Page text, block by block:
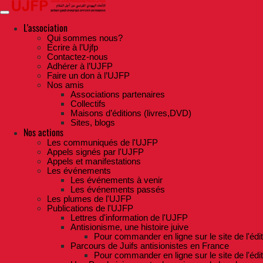
Skip
to
contentL'association
Qui sommes nous?
Ecrire à l’Ujfp
Contactez-nous
Adhérer à l’UJFP
Faire un don à l’UJFP
Nos amis
Associations partenaires
Collectifs
Maisons d’éditions (livres,DVD)
Sites, blogs
Nos actions
Les communiqués de l'UJFP
Appels signés par l'UJFP
Appels et manifestations
Les événements
Les événements à venir
Les événements passés
Les plumes de l'UJFP
Publications de l'UJFP
Lettres d'information de l'UJFP
Antisionisme, une histoire juive
Pour commander en ligne sur le site de
Parcours de Juifs antisionistes en France
Pour commander en ligne sur le site de